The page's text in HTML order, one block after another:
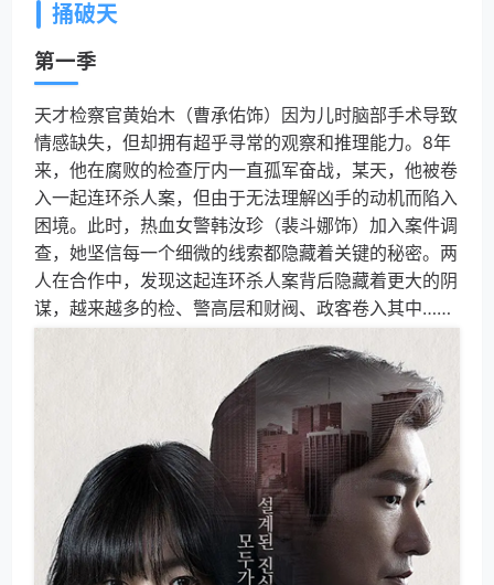
捅破天
第一季
天才检察官黄始木（曹承佑饰）因为儿时脑部手术导致
情感缺失，但却拥有超乎寻常的观察和推理能力。8年
来，他在腐败的检查厅内一直孤军奋战，某天，他被卷
入一起连环杀人案，但由于无法理解凶手的动机而陷入
困境。此时，热血女警韩汝珍（裴斗娜饰）加入案件调
查，她坚信每一个细微的线索都隐藏着关键的秘密。两
人在合作中，发现这起连环杀人案背后隐藏着更大的阴
谋，越来越多的检、警高层和财阀、政客卷入其中……